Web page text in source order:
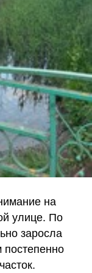
на
улице. По
заросла